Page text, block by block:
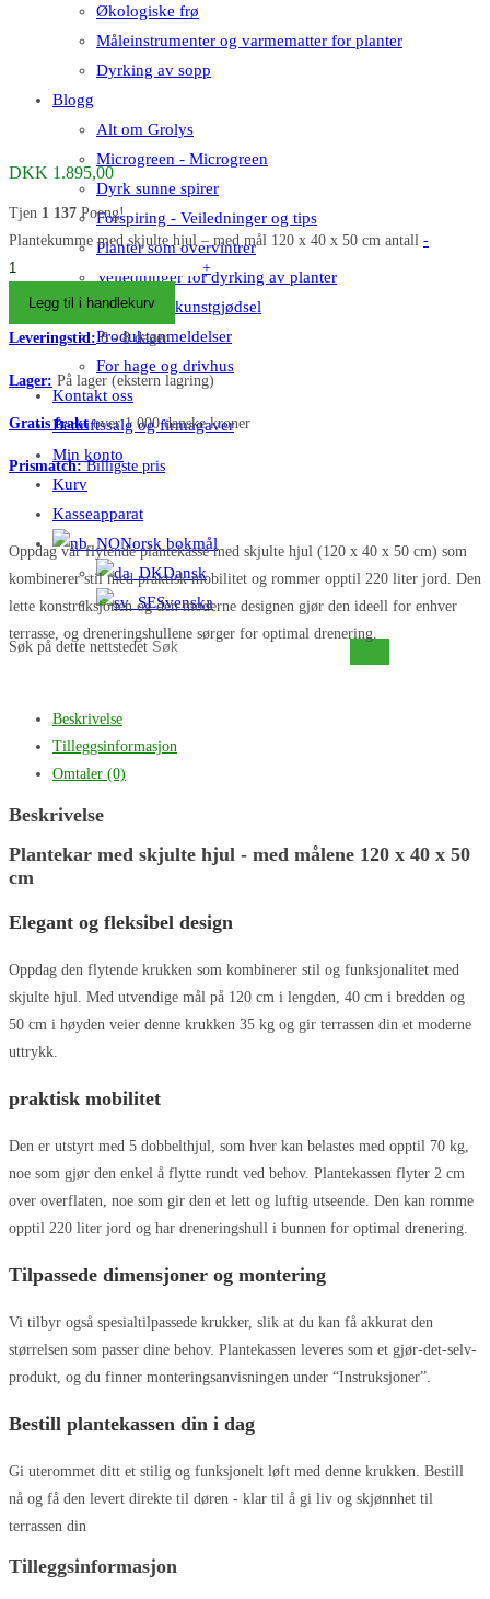
Økologiske frø
Måleinstrumenter og varmematter for planter
Dyrking av sopp
Blogg
Alt om Grolys
Microgreen - Microgreen
Dyrk sunne spirer
Forspiring - Veiledninger og tips
Planter som overvintrer
Veiledninger for dyrking av planter
Gjødsel og kunstgjødsel
Produktanmeldelser
For hage og drivhus
Kontakt oss
Bedriftssalg og firmagaver
Min konto
Kurv
Kasseapparat
Norsk bokmål
Dansk
Svenska
Søk på dette nettstedet
DKK 1.895,00
Tjen 1 137 Poeng!
Plantekumme med skjulte hjul – med mål 120 x 40 x 50 cm antall -
+
Legg til i handlekurv
Leveringstid:6 - 8 dager
Lager: På lager (ekstern lagring)
Gratis fraktover 1 000 danske kroner
Prismatch:Billigste pris
Oppdag vår flytende plantekasse med skjulte hjul (120 x 40 x 50 cm) som
kombinerer stil med praktisk mobilitet og rommer opptil 220 liter jord. Den
lette konstruksjonen og den moderne designen gjør den ideell for enhver
terrasse, og dreneringshullene sørger for optimal drenering.
Beskrivelse
Tilleggsinformasjon
Omtaler (0)
Beskrivelse
Plantekar med skjulte hjul - med målene 120 x 40 x 50
cm
Elegant og fleksibel design
Oppdag den flytende krukken som kombinerer stil og funksjonalitet med
skjulte hjul. Med utvendige mål på 120 cm i lengden, 40 cm i bredden og
50 cm i høyden veier denne krukken 35 kg og gir terrassen din et moderne
uttrykk.
praktisk mobilitet
Den er utstyrt med 5 dobbelthjul, som hver kan belastes med opptil 70 kg,
noe som gjør den enkel å flytte rundt ved behov. Plantekassen flyter 2 cm
over overflaten, noe som gir den et lett og luftig utseende. Den kan romme
opptil 220 liter jord og har dreneringshull i bunnen for optimal drenering.
Tilpassede dimensjoner og montering
Vi tilbyr også spesialtilpassede krukker, slik at du kan få akkurat den
størrelsen som passer dine behov. Plantekassen leveres som et gjør-det-selv-
produkt, og du finner monteringsanvisningen under “Instruksjoner”.
Bestill plantekassen din i dag
Gi uterommet ditt et stilig og funksjonelt løft med denne krukken. Bestill
nå og få den levert direkte til døren - klar til å gi liv og skjønnhet til
terrassen din
Tilleggsinformasjon